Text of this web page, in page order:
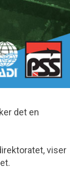
det en
viser